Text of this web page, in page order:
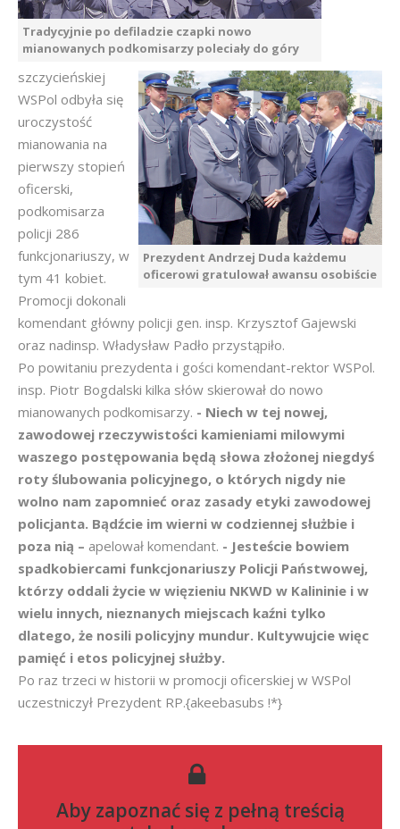
Tradycyjnie po defiladzie czapki nowo
mianowanych podkomisarzy poleciały do góry
Prezydent Andrzej Duda każdemu
oficerowi gratulował awansu osobiście
szczycieńskiej
WSPol odbyła się
uroczystość
mianowania na
pierwszy stopień
oficerski,
podkomisarza
policji 286
funkcjonariuszy, w
tym 41 kobiet.
Promocji dokonali
komendant główny policji gen. insp. Krzysztof Gajewski
oraz nadinsp. Władysław Padło przystąpiło.
Po powitaniu prezydenta i gości komendant-rektor WSPol.
insp. Piotr Bogdalski kilka słów skierował do nowo
mianowanych podkomisarzy. - Niech w tej nowej,
zawodowej rzeczywistości kamieniami milowymi
waszego postępowania będą słowa złożonej niegdyś
roty ślubowania policyjnego, o których nigdy nie
wolno nam zapomnieć oraz zasady etyki zawodowej
policjanta. Bądźcie im wierni w codziennej służbie i
poza nią – apelował komendant. - Jesteście bowiem
spadkobiercami funkcjonariuszy Policji Państwowej,
którzy oddali życie w więzieniu NKWD w Kalininie i w
wielu innych, nieznanych miejscach kaźni tylko
dlatego, że nosili policyjny mundur. Kultywujcie więc
pamięć i etos policyjnej służby.
Po raz trzeci w historii w promocji oficerskiej w WSPol
uczestniczył Prezydent RP.{akeebasubs !*}
Aby zapoznać się z pełną treścią